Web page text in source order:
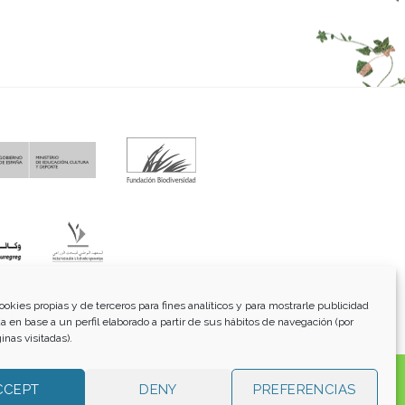
propias y de terceros para fines analíticos y para mostrarle publicidad
en base a un perfil elaborado a partir de sus hábitos de navegación (por
visitadas).
DENY PREFERENCIAS
Tel:91 543 46 73
transmitidos, exhibidos, publicados o retransmitidos
ninguna marca, derecho de autor u otro aviso de